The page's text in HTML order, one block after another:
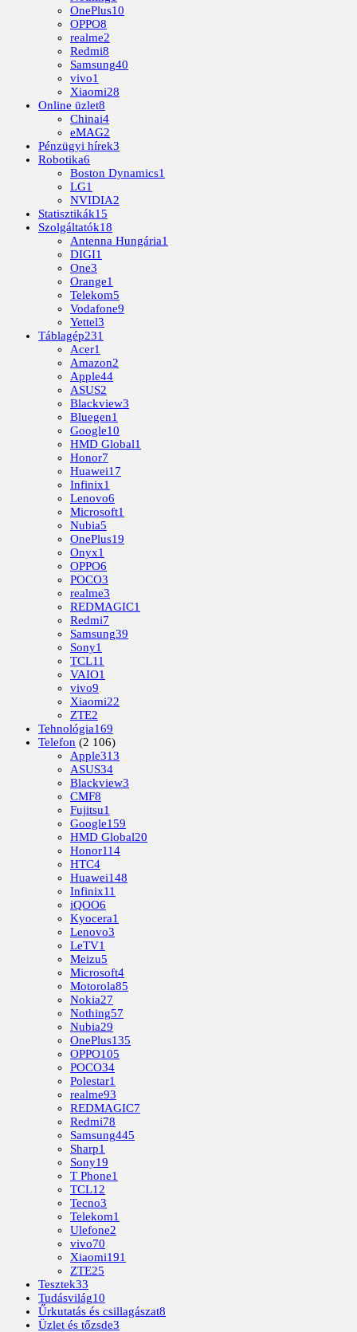
OnePlus10
OPPO8
realme2
Redmi8
Samsung40
vivo1
Xiaomi28
Online üzlet8
Chinai4
eMAG2
Pénzügyi hírek3
Robotika6
Boston Dynamics1
LG1
NVIDIA2
Statisztikák15
Szolgáltatók18
Antenna Hungária1
DIGI1
One3
Orange1
Telekom5
Vodafone9
Yettel3
Táblagép231
Acer1
Amazon2
Apple44
ASUS2
Blackview3
Bluegen1
Google10
HMD Global1
Honor7
Huawei17
Infinix1
Lenovo6
Microsoft1
Nubia5
OnePlus19
Onyx1
OPPO6
POCO3
realme3
REDMAGIC1
Redmi7
Samsung39
Sony1
TCL11
VAIO1
vivo9
Xiaomi22
ZTE2
Tehnológia169
Telefon (2 106)
Apple313
ASUS34
Blackview3
CMF8
Fujitsu1
Google159
HMD Global20
Honor114
HTC4
Huawei148
Infinix11
iQOO6
Kyocera1
Lenovo3
LeTV1
Meizu5
Microsoft4
Motorola85
Nokia27
Nothing57
Nubia29
OnePlus135
OPPO105
POCO34
Polestar1
realme93
REDMAGIC7
Redmi78
Samsung445
Sharp1
Sony19
T Phone1
TCL12
Tecno3
Telekom1
Ulefone2
vivo70
Xiaomi191
ZTE25
Tesztek33
Tudásvilág10
Űrkutatás és csillagászat8
Üzlet és tőzsde3